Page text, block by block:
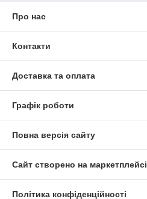
Про нас
Контакти
Доставка та оплата
Графік роботи
Повна версія сайту
Сайт створено на маркетплейсі
Політика конфіденційності